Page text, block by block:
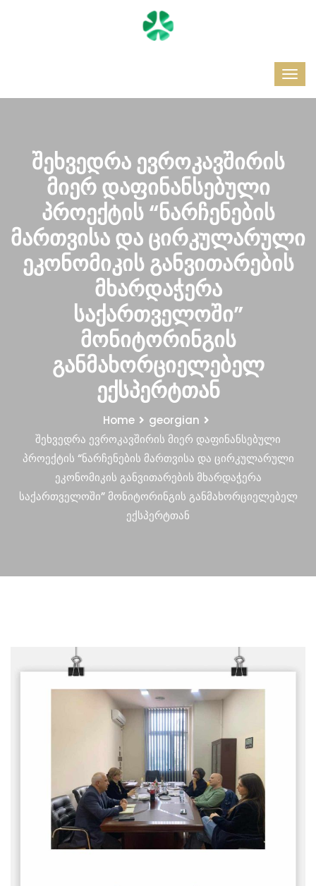
შეხვედრა ევროკავშირის
მიერ დაფინანსებული
პროექტის “ნარჩენების
მართვისა და ცირკულარული
ეკონომიკის განვითარების
მხარდაჭერა
საქართველოში”
მონიტორინგის
განმახორციელებელ
ექსპერტთან
Home
georgian
შეხვედრა ევროკავშირის მიერ დაფინანსებული
პროექტის “ნარჩენების მართვისა და ცირკულარული
ეკონომიკის განვითარების მხარდაჭერა
საქართველოში” მონიტორინგის განმახორციელებელ
ექსპერტთან